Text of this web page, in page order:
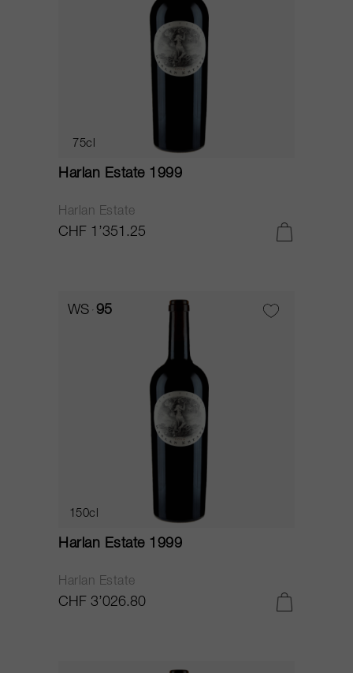
75cl
Harlan Estate 1999
Harlan Estate
CHF 1’351.25
WS 95
150cl
Harlan Estate 1999
Harlan Estate
CHF 3’026.80